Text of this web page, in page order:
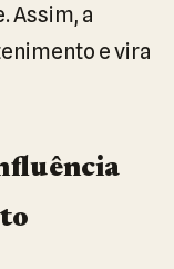
Assim, a
e vira